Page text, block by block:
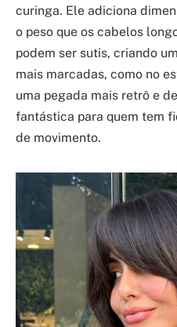
curinga. Ele adiciona
o peso que os cabelos
podem ser sutis, criando
mais marcadas, como no
uma pegada mais retrô e
fantástica para quem tem
de movimento.